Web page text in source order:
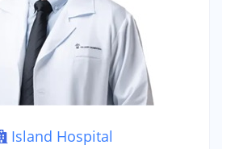
Island Hospital